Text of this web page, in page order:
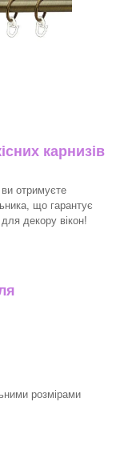
карнизів
отримуєте
що гарантує
декору вікон!​
розмірами